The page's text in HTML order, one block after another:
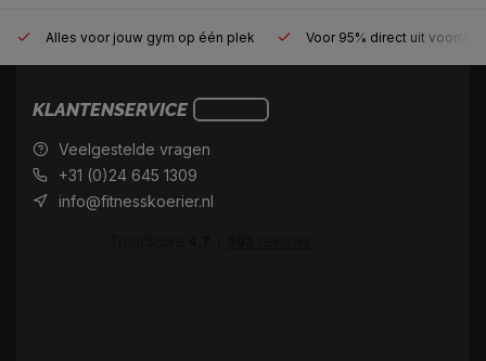
Alles voor jouw gym op één plek Voor 95% direct uit
KLANTENSERVICE
Veelgestelde vragen
+31 (0)24 645 1309
info@fitnesskoerier.nl